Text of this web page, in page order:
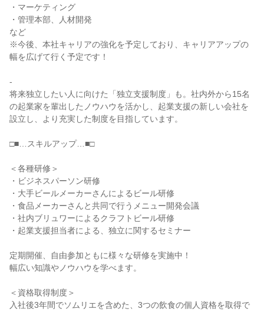
・マーケティング
・管理本部、人材開発
など
※今後、本社キャリアの強化を予定しており、キャリアアップの
幅を広げて行く予定です！
-
将来独立したい人に向けた「独立支援制度」も。社内外から15名
の起業家を輩出したノウハウを活かし、起業支援の新しい会社を
設立し、より充実した制度を目指しています。
□■…スキルアップ…■□
＜各種研修＞
・ビジネスパーソン研修
・大手ビールメーカーさんによるビール研修
・食品メーカーさんと共同で行うメニュー開発会議
・社内ブリュワーによるクラフトビール研修
・起業支援担当者による、独立に関するセミナー
定期開催、自由参加ともに様々な研修を実施中！
幅広い知識やノウハウを学べます。
＜資格取得制度＞
入社後3年間でソムリエを含めた、3つの飲食の個人資格を取得で